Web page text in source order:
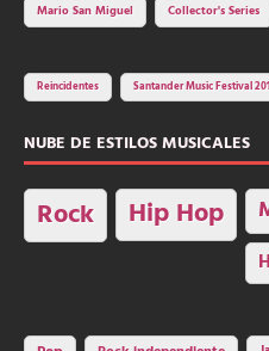
Mario San Miguel
Collector's Series
Reincidentes Santander Music Festival
NUBE DE ESTILOS MUSICALES
Rock Hip Hop